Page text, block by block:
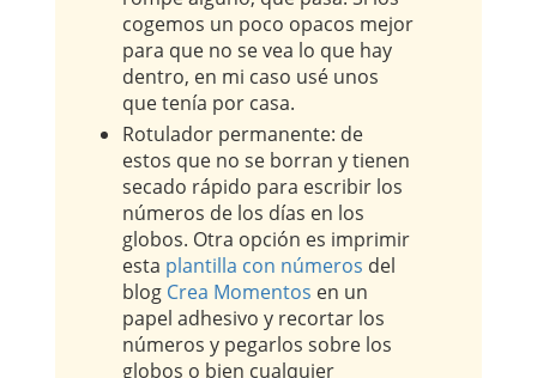
cogemos un poco opacos mejor
para que no se vea lo que hay
dentro, en mi caso usé unos
que tenía por casa.
Rotulador permanente: de
estos que no se borran y tienen
secado rápido para escribir los
números de los días en los
globos. Otra opción es imprimir
esta plantilla con números del
blog Crea Momentos en un
papel adhesivo y recortar los
números y pegarlos sobre los
globos o bien cualquier